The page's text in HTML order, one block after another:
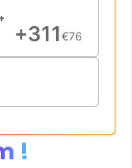
+311€76
!